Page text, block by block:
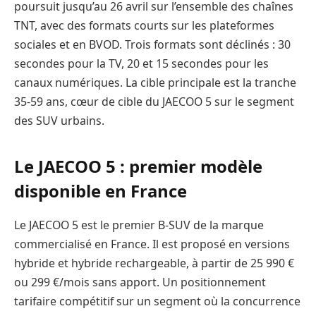
poursuit jusqu’au 26 avril sur l’ensemble des chaînes
TNT, avec des formats courts sur les plateformes
sociales et en BVOD. Trois formats sont déclinés : 30
secondes pour la TV, 20 et 15 secondes pour les
canaux numériques. La cible principale est la tranche
35-59 ans, cœur de cible du JAECOO 5 sur le segment
des SUV urbains.
Le JAECOO 5 : premier modèle
disponible en France
Le JAECOO 5 est le premier B-SUV de la marque
commercialisé en France. Il est proposé en versions
hybride et hybride rechargeable, à partir de 25 990 €
ou 299 €/mois sans apport. Un positionnement
tarifaire compétitif sur un segment où la concurrence